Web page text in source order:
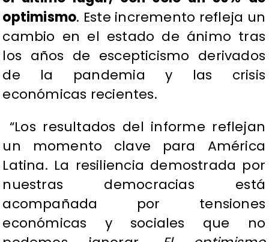
optimismo. Este incremento refleja un
cambio en el estado de ánimo tras
los años de escepticismo derivados
de la pandemia y las crisis
económicas recientes.
“Los resultados del informe reflejan
un momento clave para América
Latina. La resiliencia demostrada por
nuestras democracias está
acompañada por tensiones
económicas y sociales que no